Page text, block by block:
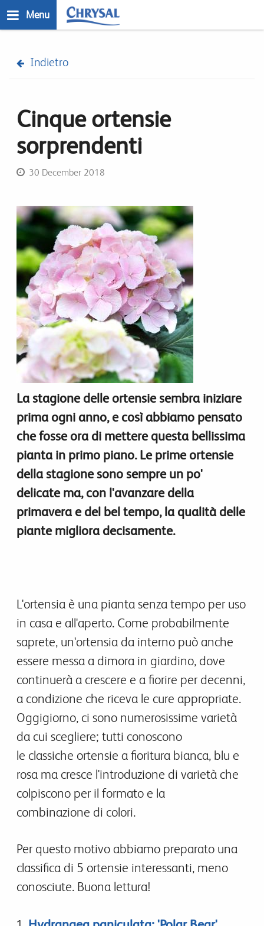
Menu
Indietro
Cinque ortensie
sorprendenti
30 December 2018
La stagione delle ortensie sembra iniziare
prima ogni anno, e così abbiamo pensato
che fosse ora di mettere questa bellissima
pianta in primo piano. Le prime ortensie
della stagione sono sempre un po'
delicate ma, con l'avanzare della
primavera e del bel tempo, la qualità delle
piante migliora decisamente.
L'ortensia è una pianta senza tempo per uso
in casa e all'aperto. Come probabilmente
saprete, un'ortensia da interno può anche
essere messa a dimora in giardino, dove
continuerà a crescere e a fiorire per decenni,
a condizione che riceva le cure appropriate.
Oggigiorno, ci sono numerosissime varietà
da cui scegliere; tutti conoscono
le classiche ortensie a fioritura bianca, blu e
rosa ma cresce l'introduzione di varietà che
colpiscono per il formato e la
combinazione di colori.
Per questo motivo abbiamo preparato una
classifica di 5 ortensie interessanti, meno
conosciute. Buona lettura!